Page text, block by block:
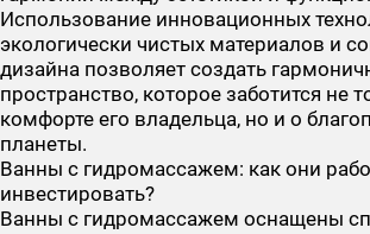
Использование инновационных
экологически чистых материалов и
дизайна позволяет создать
пространство, которое заботится не
комфорте его владельца, но и о
планеты.
Ванны с гидромассажем: как они
инвестировать?
Ванны с гидромассажем оснащены